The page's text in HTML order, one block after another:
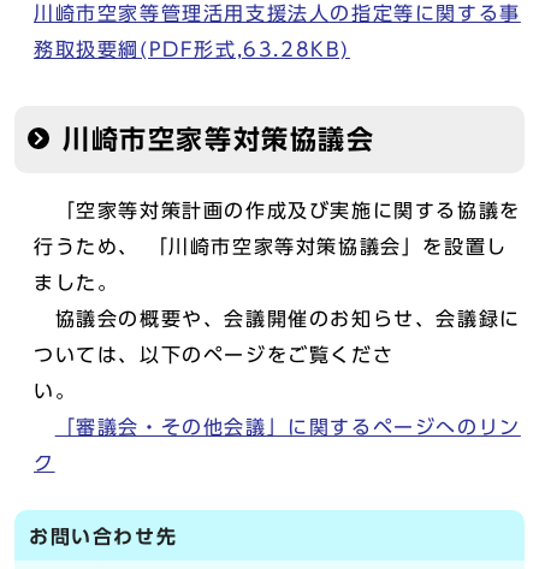
川崎市空家等管理活用支援法人の指定等に関する事
務取扱要綱(PDF形式,63.28KB)
川崎市空家等対策協議会
「空家等対策計画の作成及び実施に関する協議を
行うため、 「川崎市空家等対策協議会」を設置し
ました。
協議会の概要や、会議開催のお知らせ、会議録に
ついては、以下のページをご覧くださ
い。
「審議会・その他会議」に関するページへのリン
ク
お問い合わせ先